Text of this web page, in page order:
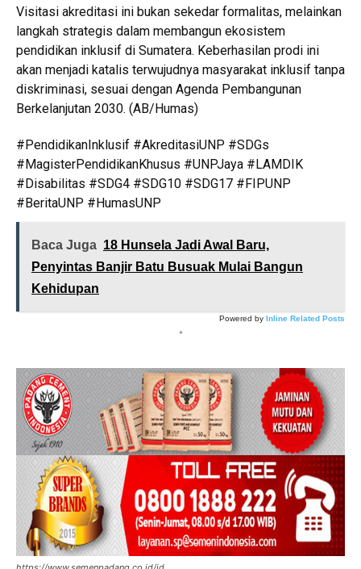
Visitasi akreditasi ini bukan sekedar formalitas, melainkan
langkah strategis dalam membangun ekosistem
pendidikan inklusif di Sumatera. Keberhasilan prodi ini
akan menjadi katalis terwujudnya masyarakat inklusif tanpa
diskriminasi, sesuai dengan Agenda Pembangunan
Berkelanjutan 2030. (AB/Humas)
#PendidikanInklusif #AkreditasiUNP #SDGs
#MagisterPendidikanKhusus #UNPJaya #LAMDIK
#Disabilitas #SDG4 #SDG10 #SDG17 #FIPUNP
#BeritaUNP #HumasUNP
Baca Juga 18 Hunsela Jadi Awal Baru,
Penyintas Banjir Batu Busuak Mulai Bangun
Kehidupan
Powered by Inline Related Posts
*